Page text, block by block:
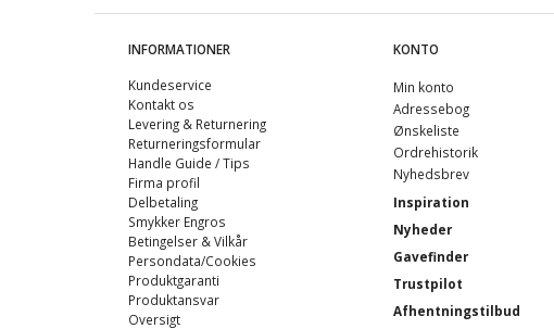
INFORMATIONER
Kundeservice
Kontakt os
Levering & Returnering
Returneringsformular
Handle Guide / Tips
Firma profil
Delbetaling
Smykker Engros
Betingelser & Vilkår
Persondata/Cookies
Produktgaranti
Produktansvar
Oversigt
KONTO
Min konto
Adressebog
Ønskeliste
Ordrehistorik
Nyhedsbrev
Inspiration
Nyheder
Gavefinder
Trustpilot
Afhentningstilbud